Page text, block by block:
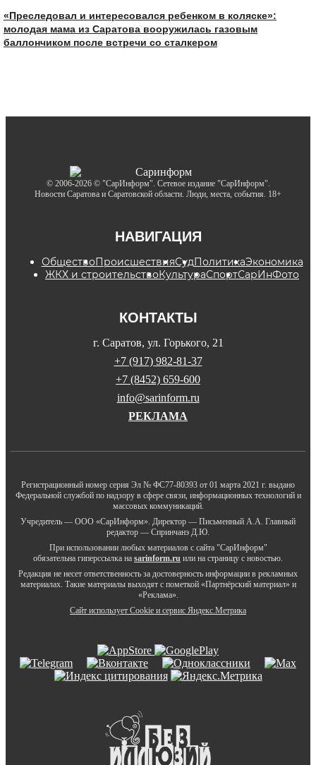
«Преследовал и интересовался ребенком в коляске»:
молодая мама из Саратова вооружилась газовым
баллончиком после встречи со сталкером
© 2006-2026 © "СарИнформ". Сетевое издание "СарИнформ".
Новости Саратова и Саратовской области. Люди, места, события. 18+
НАВИГАЦИЯ
ОбществоПроисшествияСудПолитикаЭкономика
ЖКХ и строительствоКультураСпортСарИнФото
КОНТАКТЫ
г. Саратов, ул. Горького, 21
+7 (917) 982-81-37
+7 (8452) 659-600
info@sarinform.ru
РЕКЛАМА
Регистрационный номер серия Эл № ФС77-80393 от 01 марта 2021 г. выдано
Федеральной службой по надзору в сфере связи, информационных технологий и
массовых коммуникаций.
Учредитель — ООО «СарИнформ». Директор — Письменный А.А. Главный
редактор — Спринчанэ Д.Ю.
При использовании любых материалов с сайта "СарИнформ"
обязательна гиперссылка на sarinform.ru или на страницу с новостью.
Редакция не несет ответственность за достоверность информации в рекламных
материалах. Такие материалы выходят с пометкой «Партнёрский материал» и
«Реклама».
Сайт использует Cookie и сервиc Яндекс.Метрика